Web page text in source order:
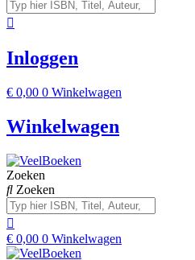
Inloggen
€ 0,00 0 Winkelwagen
Winkelwagen
Zoeken
Zoeken
€ 0,00 0 Winkelwagen